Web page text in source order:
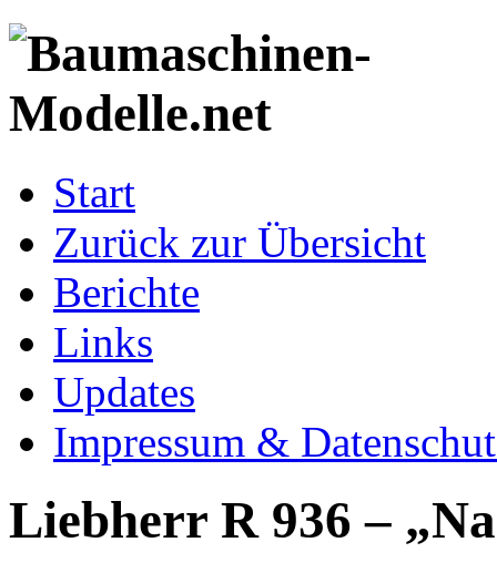
Start
Zurück zur Übersicht
Berichte
Links
Updates
Impressum &
Liebherr R 936 –